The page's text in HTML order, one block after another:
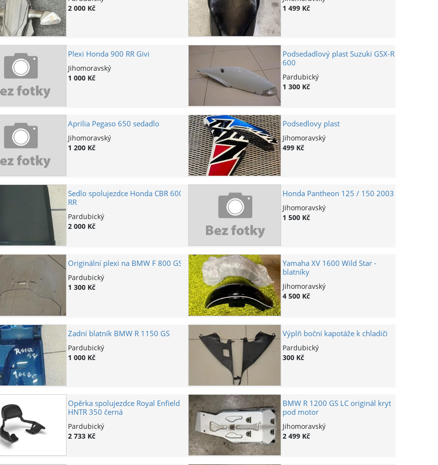
2 000 Kč
1 499 Kč
Plexi Honda 900 RR Givi
Jihomoravský
1 000 Kč
Podsedadlový plast Suzuki GSX-R
600
Pardubický
1 300 Kč
Aprilia Pegaso 650 sedadlo
Jihomoravský
1 200 Kč
Podsedlovy plast
Jihomoravský
499 Kč
Sedlo spolujezdce Honda CBR 600
RR
Pardubický
2 000 Kč
Honda Pantheon 125 / 150 2003
Jihomoravský
1 500 Kč
Originální plexi na BMW F 800 GS
Pardubický
1 300 Kč
Yamaha XV 1600 Wild Star -
blatníky
Jihomoravský
4 500 Kč
Zadní blatník BMW R 1150 GS
Pardubický
1 000 Kč
Výplň boční kapotáže k chladiči
Pardubický
300 Kč
Opěrka spolujezdce Royal Enfield
HNTR 350 černá
Pardubický
2 733 Kč
BMW R 1200 GS LC originál kryt
pod motor
Jihomoravský
2 499 Kč